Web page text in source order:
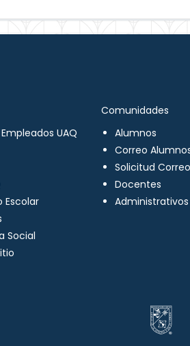
UAQ
Escolar
Social
Comunidades
Alumnos
Correo
Solicitud Correo
Docentes
Administrativos